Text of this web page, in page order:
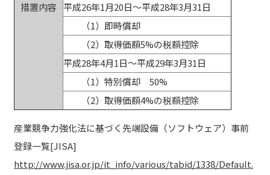
措置内容 平成26年1月20日～平成28年3月31日
（1）即時償却
（2）取得価額5%の税額控除
平成28年4月1日～平成29年3月31日
（1）特別償却 50%
（2）取得価額4%の税額控除
産業競争力強化法に基づく先端設備（ソフトウェア）事前
登録一覧[JISA]
http://www.jisa.or.jp/it_info/various/tabid/1338/Default.